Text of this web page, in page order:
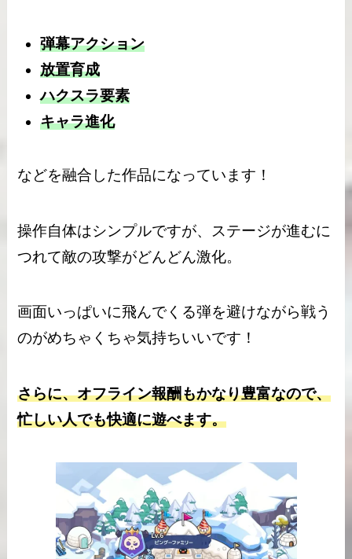
弾幕アクション
放置育成
ハクスラ要素
キャラ進化
などを融合した作品になっています！
操作自体はシンプルですが、ステージが進むに
つれて敵の攻撃がどんどん激化。
画面いっぱいに飛んでくる弾を避けながら戦う
のがめちゃくちゃ気持ちいいです！
さらに、オフライン報酬もかなり豊富なので、
忙しい人でも快適に遊べます。